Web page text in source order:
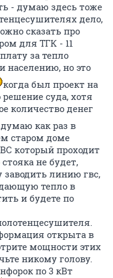
- думаю здесь тоже
дело,
сказать про
для ТГК - 11
за тепло
населению, но это
когда был проект на
суда, хотя
количество денег
как раз в
старом доме
который проходит
не будет,
заводить линию гвс,
тепло в
и будете по
открыта в
мощности этих
никому голову.
по 3 кВт